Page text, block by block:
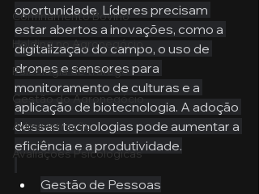
Confinamento Bovino
Holding no Agronegócio
Psicologia de tráfego
Gestão do Agronegócio
Administração
Avaliações Psicológicas
oportunidade. Líderes precisam
estar abertos a inovações, como a
digitalização do campo, o uso de
drones e sensores para
monitoramento de culturas e a
aplicação de biotecnologia. A adoção
dessas tecnologias pode aumentar a
eficiência e a produtividade.
Gestão de Pessoas